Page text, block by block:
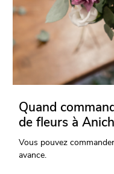
Quand
de fleurs à
Vous pouvez
avance.